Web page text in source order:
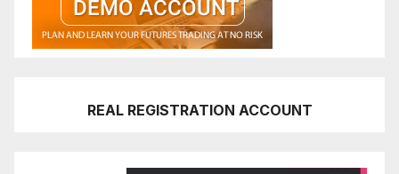
REAL REGISTRATION ACCOUNT